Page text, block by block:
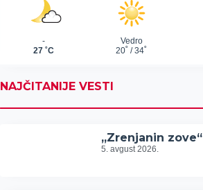
NAJČITANIJE VESTI
„Zrenjanin zove“
5. avgust 2026.